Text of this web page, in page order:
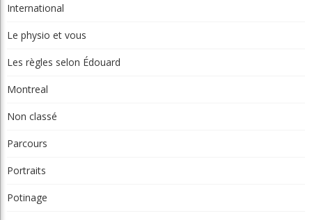
International
Le physio et vous
Les règles selon Édouard
Montreal
Non classé
Parcours
Portraits
Potinage